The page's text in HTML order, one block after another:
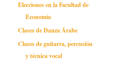
Elecciones en la Facultad de
Economía
Clases de Danza Árabe
Clases de guitarra, percusión
y técnica vocal